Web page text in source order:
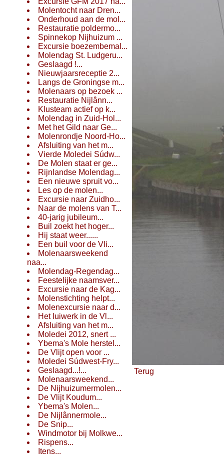
Molentocht naar Dren...
Onderhoud aan de mol...
Restauratie poldermo...
Spinnekop Nijhuizum ...
Excursie boezembemal...
Molendag St. Ludgeru...
Geslaagd !...
Nieuwjaarsreceptie 2...
Langs de Groningse m...
Molenaars op bezoek ...
Restauratie Nijlânn...
Klusteam actief op k...
Molendag in Zuid-Hol...
Met het Gild naar Ge...
Molenrondje Noord-Ho...
Afsluiting van het m...
Vierde Moledei Súdw...
De Molen staat er ge...
Rijnlandse Molendag...
Een nieuwe spruit vo...
Les op de molen...
Excursie naar Zuidho...
Naar de molens van T...
40-jarig jubileum...
Buil zoekt het hoger...
Hij staat weer......
Een buil voor de Vli...
Molenaarsweekend
naa...
Molendag-Regendag...
Feestelijke naamsver...
Excursie naar de Kag...
Molenstichting helpt...
Molenexcursie naar d...
Het luiwerk in de Vl...
Afsluiting van het m...
Moledei 2012, snert ...
Ybema's Mole herstel...
De Vlijt open voor ...
Moledei Súdwest-Fry...
Geslaagd...!...
Molenaarsweekend...
De Nijhuizumermolen...
De Vlijt Koudum...
Ybema's Molen...
De Nijlânnermole...
De Snip...
Windmotor bij Molkwe...
Rispens...
Itens...
Terug